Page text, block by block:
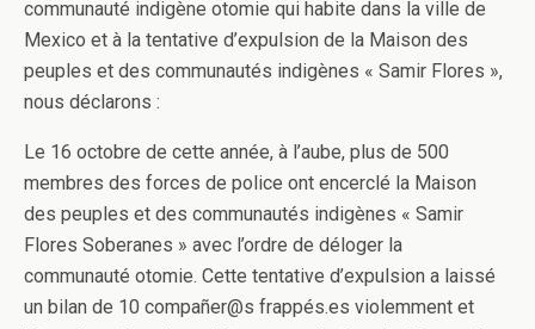
communauté indigène otomie qui habite dans la ville de
Mexico et à la tentative d’expulsion de la Maison des
peuples et des communautés indigènes « Samir Flores »,
nous déclarons :
Le 16 octobre de cette année, à l’aube, plus de 500
membres des forces de police ont encerclé la Maison
des peuples et des communautés indigènes « Samir
Flores Soberanes » avec l’ordre de déloger la
communauté otomie. Cette tentative d’expulsion a laissé
un bilan de 10 compañer@s frappés.es violemment et